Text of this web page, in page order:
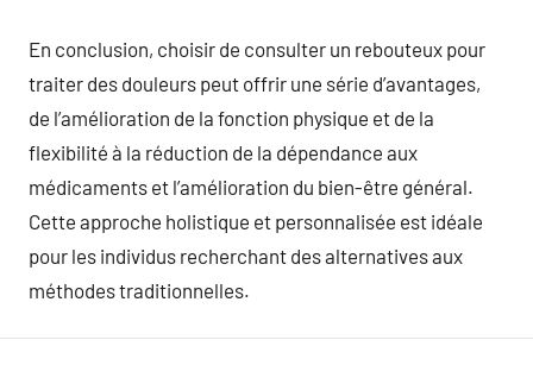
En conclusion, choisir de consulter un rebouteux pour
traiter des douleurs peut offrir une série d’avantages,
de l’amélioration de la fonction physique et de la
flexibilité à la réduction de la dépendance aux
médicaments et l’amélioration du bien-être général.
Cette approche holistique et personnalisée est idéale
pour les individus recherchant des alternatives aux
méthodes traditionnelles.